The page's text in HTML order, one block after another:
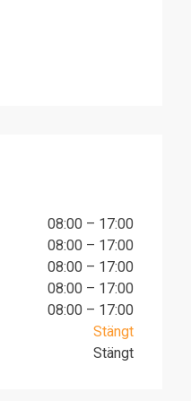
08:00 – 17:00
08:00 – 17:00
08:00 – 17:00
08:00 – 17:00
08:00 – 17:00
Stängt
Stängt